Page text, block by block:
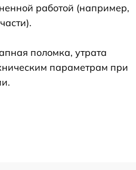
работой (например,
поломка, утрата
параметрам при